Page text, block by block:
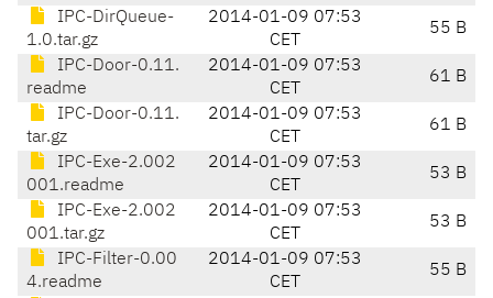
IPC-DirQueue-
1.0.tar.gz
2014-01-09 07:53
CET
55 B
IPC-Door-0.11.
readme
2014-01-09 07:53
CET
61 B
IPC-Door-0.11.
tar.gz
2014-01-09 07:53
CET
61 B
IPC-Exe-2.002
001.readme
2014-01-09 07:53
CET
53 B
IPC-Exe-2.002
001.tar.gz
2014-01-09 07:53
CET
53 B
IPC-Filter-0.00
4.readme
2014-01-09 07:53
CET
55 B